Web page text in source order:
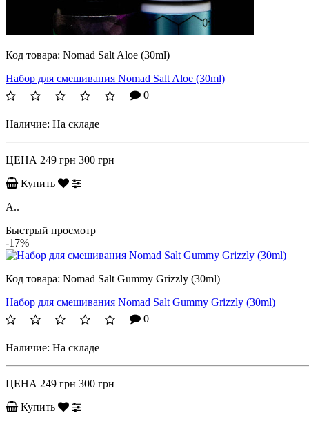
Код товара: Nomad Salt Aloe (30ml)
Набор для смешивания Nomad Salt Aloe (30ml)
0
Наличие: На складе
ЦЕНА 249 грн 300 грн
Купить
A..
Быстрый просмотр
-17%
Код товара: Nomad Salt Gummy Grizzly (30ml)
Набор для смешивания Nomad Salt Gummy Grizzly (30ml)
0
Наличие: На складе
ЦЕНА 249 грн 300 грн
Купить